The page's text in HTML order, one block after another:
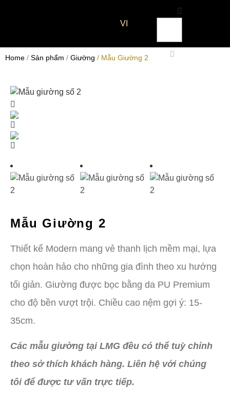
VI
Home / Sản phẩm / Giường / Mẫu Giường 2
Mẫu Giường 2
Thiết kế Modern mang vẻ thanh lịch mềm mại, lựa
chọn hoàn hảo cho những gia đình theo xu hướng
tối giản. Giường được bọc bằng da PU Premium
cho độ bền vượt trội. Chiều cao nệm gợi ý: 15-
35cm.
Các mẫu giường tại LMG đều có thể tuỳ chỉnh
theo sở thích khách hàng. Liên hệ với chúng
tôi để được tư vấn trực tiếp.